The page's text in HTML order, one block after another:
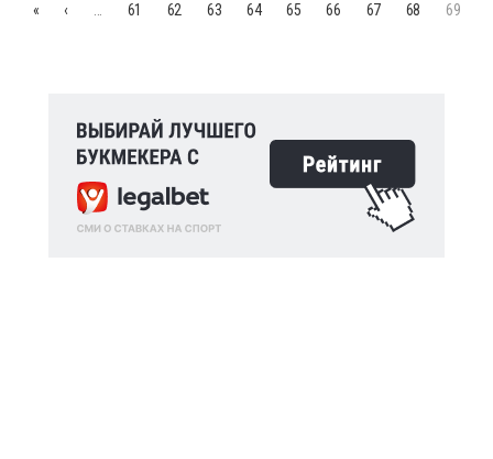
« ‹ 61 62 63 64 65 66 67 68 69